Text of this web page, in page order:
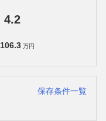
4.2
106.3 万円
保存条件一覧